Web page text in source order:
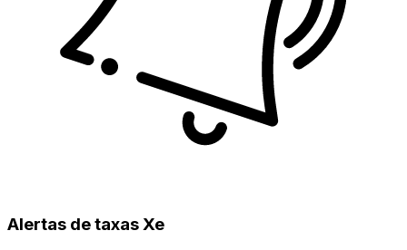
Alertas de taxas Xe